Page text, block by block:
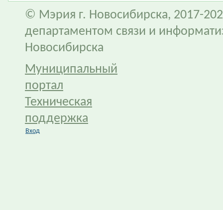
© Мэрия г. Новосибирска, 2017-
департаментом связи и
Новосибирска
Муниципальный
портал
Техническая
поддержка
Вход